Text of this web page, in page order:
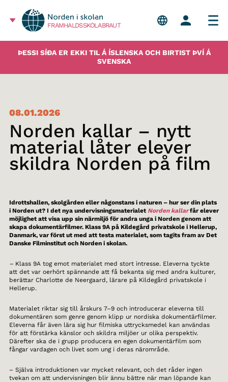
FRAMHALDSSKÓLABRAUT
ÞESSI SÍÐA ER EKKI TIL Á ÍSLENSKA OCH BIRTIST ÞVÍ Á
SVENSKA
08.01.2026
Norden kallar – nytt
material låter elever
skildra Norden på film
Idrottshallen, skolgården eller någonstans i naturen – hur ser din plats
i Norden ut? I det nya undervisningsmaterialet Norden kallarfår elever
möjlighet att visa upp sin närmiljö för andra unga i Norden genom att
skapa dokumentärfilmer. Klass 9A på Kildegård privatskole i Hellerup,
Danmark, var först ut med att testa materialet, som tagits fram av Det
Danske Filminstitut och Norden i skolan.
– Klass 9A tog emot materialet med stort intresse. Eleverna tyckte
att det var oerhört spännande att få bekanta sig med andra kulturer,
berättar Charlotte de Neergaard, lärare på Kildegård privatskole i
Hellerup.
Materialet riktar sig till årskurs 7–9 och introducerar eleverna till
dokumentären som genre genom klipp ur nordiska dokumentärfilmer.
Eleverna får även lära sig hur filmiska uttrycksmedel kan användas
för att förstärka känslor och skildra miljöer ur olika perspektiv.
Därefter ska de i grupp producera en egen dokumentärfilm som
fångar vardagen och livet som ung i deras närområde.
– Själva introduktionen var mycket relevant, och det råder ingen
tvekan om att undervisningen blir ännu bättre när man löpande kan